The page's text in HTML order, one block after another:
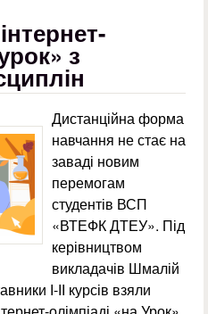
з
Дистанційна форма
навчання не стає на
заваді новим
перемогам
студентів ВСП
«ВТЕФК ДТЕУ». Під
керівництвом
викладачів Шмалій
І-ІІ курсів взяли